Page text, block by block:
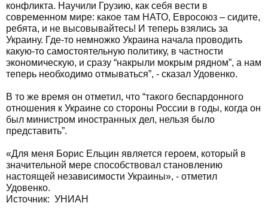
конфликта. Научили Грузию, как себя вести в
современном мире: какое там НАТО, Евросоюз – сидите,
ребята, и не высовывайтесь! И теперь взялись за
Украину. Где-то немножко Украина начала проводить
какую-то самостоятельную политику, в частности
экономическую, и сразу “накрыли мокрым рядном”, а нам
теперь необходимо отмываться”, - сказал Удовенко.
В то же время он отметил, что “такого беспардонного
отношения к Украине со стороны России в годы, когда он
был министром иностранных дел, нельзя было
представить”.
«Для меня Борис Ельцин является героем, который в
значительной мере способствовал становлению
настоящей независимости Украины», - отметил
Удовенко.
Источник: УНИАН